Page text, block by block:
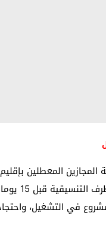
المجازين المعطلين
في التشغيل،